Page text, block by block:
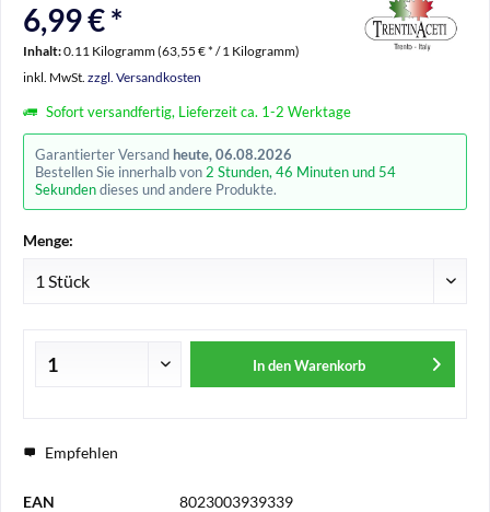
6,99 € *
Inhalt:0.11 Kilogramm (63,55 € * / 1 Kilogramm)
inkl. MwSt. zzgl. Versandkosten
Sofort versandfertig, Lieferzeit ca. 1-2 Werktage
Garantierter Versand heute, 06.08.2026
Bestellen Sie innerhalb von 2 Stunden, 46 Minuten und 54
Sekundendieses und andere Produkte.
Menge:
In den Warenkorb
Empfehlen
EAN 8023003939339